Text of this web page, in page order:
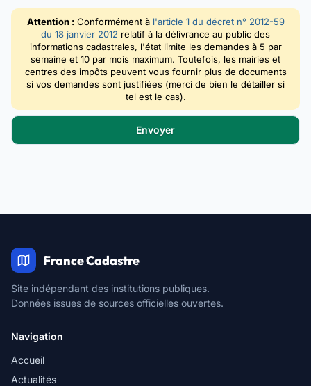
Attention :Conformément à l'article 1 du décret n° 2012-59
du 18 janvier 2012 relatif à la délivrance au public des
informations cadastrales, l'état limite les demandes à 5 par
semaine et 10 par mois maximum. Toutefois, les mairies et
centres des impôts peuvent vous fournir plus de documents
si vos demandes sont justifiées (merci de bien le détailler si
tel est le cas).
France Cadastre
Site indépendant des institutions publiques.
Données issues de sources officielles ouvertes.
Navigation
Accueil
Actualités